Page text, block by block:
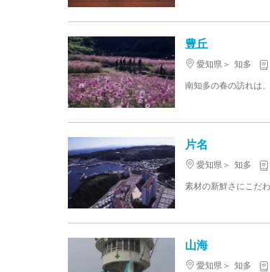
豊丘
愛知県 知多
片名
愛知県 知多
山海
愛知県 知多